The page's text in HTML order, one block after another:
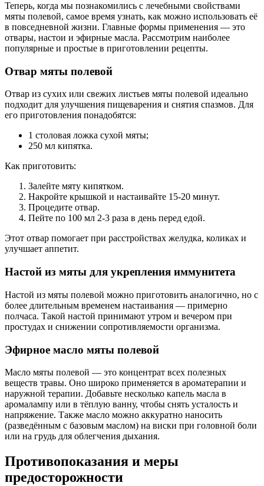
Теперь, когда мы познакомились с лечебными свойствами
мяты полевой, самое время узнать, как можно использовать её
в повседневной жизни. Главные формы применения — это
отвары, настои и эфирные масла. Рассмотрим наиболее
популярные и простые в приготовлении рецепты.
Отвар мяты полевой
Отвар из сухих или свежих листьев мяты полевой идеально
подходит для улучшения пищеварения и снятия спазмов. Для
его приготовления понадобятся:
1 столовая ложка сухой мяты;
250 мл кипятка.
Как приготовить:
Залейте мяту кипятком.
Накройте крышкой и настаивайте 15-20 минут.
Процедите отвар.
Пейте по 100 мл 2-3 раза в день перед едой.
Этот отвар помогает при расстройствах желудка, коликах и
улучшает аппетит.
Настой из мяты для укрепления иммунитета
Настой из мяты полевой можно приготовить аналогично, но с
более длительным временем настаивания — примерно
полчаса. Такой настой принимают утром и вечером при
простудах и снижении сопротивляемости организма.
Эфирное масло мяты полевой
Масло мяты полевой — это концентрат всех полезных
веществ травы. Оно широко применяется в ароматерапии и
наружной терапии. Добавьте несколько капель масла в
аромалампу или в тёплую ванну, чтобы снять усталость и
напряжение. Также масло можно аккуратно наносить
(разведённым с базовым маслом) на виски при головной боли
или на грудь для облегчения дыхания.
Противопоказания и меры
предосторожности